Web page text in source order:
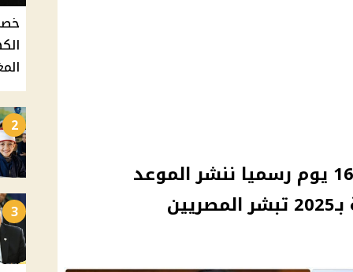
الموظفين والبنوك إجازة 16 يوم رسميا ننشر الموعد
2
3